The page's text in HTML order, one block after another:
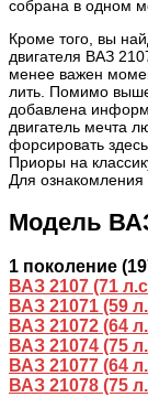
собрана в одном
Кроме того, вы
двигателя ВАЗ
менее важен
лить. Помимо
добавлена
двигатель мечта
форсировать
Приоры на
Для
Модель
1 поколение
ВАЗ 2107 (71
ВАЗ 21071 (59
ВАЗ 21072 (64
ВАЗ 21074 (75
ВАЗ 21077 (64
ВАЗ 21078 (75